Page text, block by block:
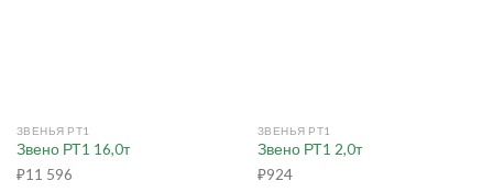
ЗВЕНЬЯ РТ1
Звено РТ1 16,0т
₽11 596
ЗВЕНЬЯ РТ1
Звено РТ1 2,0т
₽924